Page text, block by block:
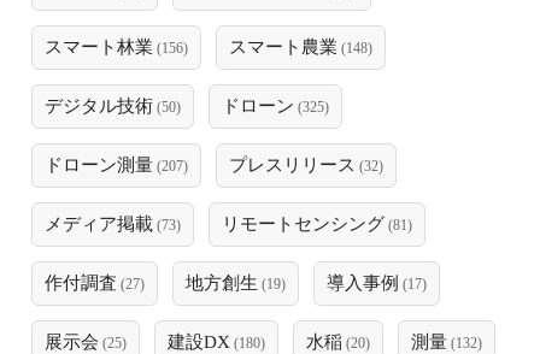
スマート林業 (156) スマート農業 (148)
デジタル技術 (50) ドローン (325)
ドローン測量 (207) プレスリリース (32)
メディア掲載 (73) リモートセンシング (81)
作付調査 (27) 地方創生 (19) 導入事例 (17)
展示会 (25) 建設DX (180) 水稲 (20) 測量 (132)